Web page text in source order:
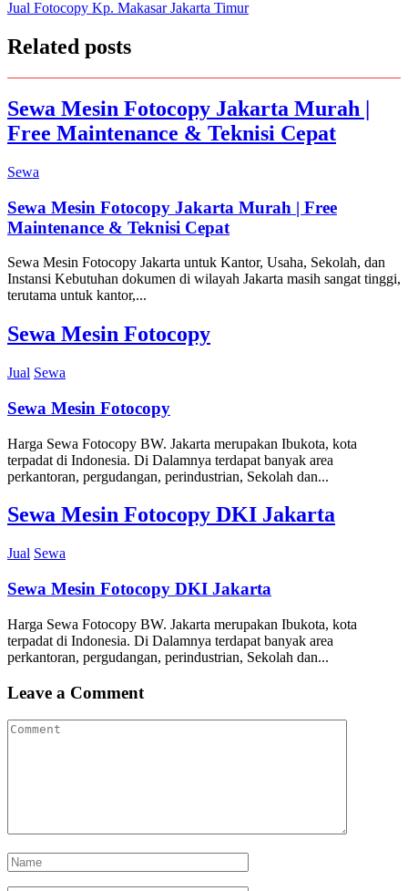
Jual Fotocopy Kp. Makasar Jakarta Timur
Related posts
Sewa Mesin Fotocopy Jakarta Murah |
Free Maintenance & Teknisi Cepat
Sewa
Sewa Mesin Fotocopy Jakarta Murah | Free
Maintenance & Teknisi Cepat
Sewa Mesin Fotocopy Jakarta untuk Kantor, Usaha, Sekolah, dan
Instansi Kebutuhan dokumen di wilayah Jakarta masih sangat tinggi,
terutama untuk kantor,...
Sewa Mesin Fotocopy
Jual Sewa
Sewa Mesin Fotocopy
Harga Sewa Fotocopy BW. Jakarta merupakan Ibukota, kota
terpadat di Indonesia. Di Dalamnya terdapat banyak area
perkantoran, pergudangan, perindustrian, Sekolah dan...
Sewa Mesin Fotocopy DKI Jakarta
Jual Sewa
Sewa Mesin Fotocopy DKI Jakarta
Harga Sewa Fotocopy BW. Jakarta merupakan Ibukota, kota
terpadat di Indonesia. Di Dalamnya terdapat banyak area
perkantoran, pergudangan, perindustrian, Sekolah dan...
Leave a Comment